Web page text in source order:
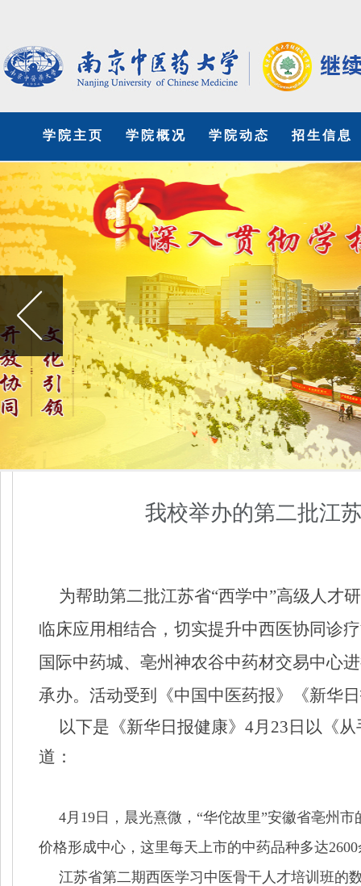
学院主页 学院概况 学院动态 招生信息
我校举办的第二批江
为帮助第二批江苏省“西学中”高级人才
临床应用相结合，切实提升中西医协同诊
国际中药城、亳州神农谷中药材交易中心
承办。活动受到《中国中医药报》《新华
以下是《新华日报健康》4月23日以《
道：
4月19日，晨光熹微，“华佗故里”安徽省亳州
价格形成中心，这里每天上市的中药品种多达
江苏省第二期西医学习中医骨干人才培训班的